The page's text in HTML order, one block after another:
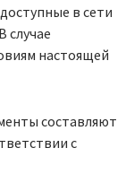
в сети
случае
настоящей
составляют
с